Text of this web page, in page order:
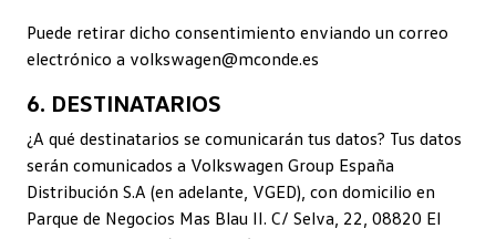
Puede retirar dicho consentimiento enviando un correo
electrónico a volkswagen@mconde.es
6. DESTINATARIOS
¿A qué destinatarios se comunicarán tus datos? Tus datos
serán comunicados a Volkswagen Group España
Distribución S.A (en adelante, VGED), con domicilio en
Parque de Negocios Mas Blau II. C/ Selva, 22, 08820 El